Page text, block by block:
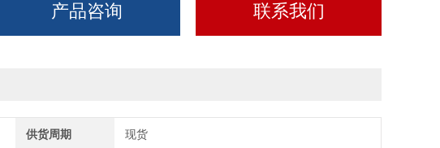
Φ27、34、43、48、60、76、89型木托使用于楼房室内焊接管道的固
产品咨询 联系我们
供货周期 现货